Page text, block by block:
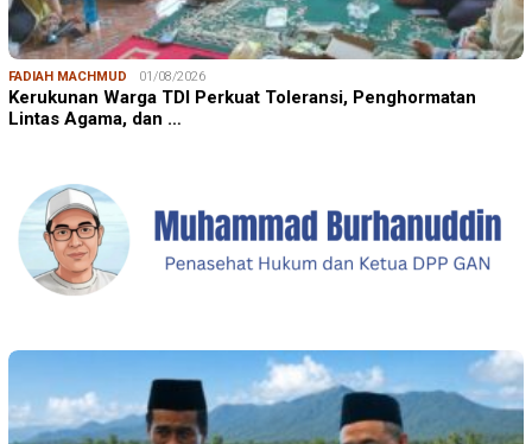
FADIAH MACHMUD 01/08/2026
Kerukunan Warga TDI Perkuat Toleransi, Penghormatan
Lintas Agama, dan …